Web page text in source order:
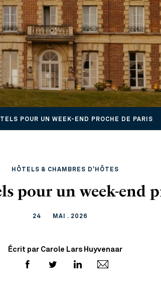
POUR UN WEEK-END PROCHE DE PARIS
HÔTELS & CHAMBRES D'HÔTES
pour un week-end
24 MAI . 2026
Écrit par Carole Lars Huyvenaar